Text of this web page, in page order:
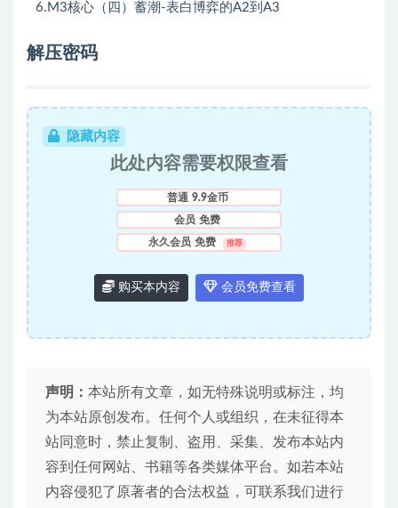
6.M3核心（四）蓄潮-表白博弈的A2到A3
解压密码
隐藏内容
此处内容需要权限查看
普通 9.9金币
会员 免费
永久会员 免费 推荐
购买本内容 会员免费查看
声明： 本站所有文章，如无特殊说明或标注，均
为本站原创发布。任何个人或组织，在未征得本
站同意时，禁止复制、盗用、采集、发布本站内
容到任何网站、书籍等各类媒体平台。如若本站
内容侵犯了原著者的合法权益，可联系我们进行